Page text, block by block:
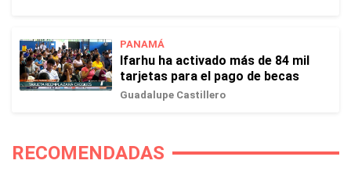
PANAMÁ
Ifarhu ha activado más de 84 mil
tarjetas para el pago de becas
Guadalupe Castillero
RECOMENDADAS